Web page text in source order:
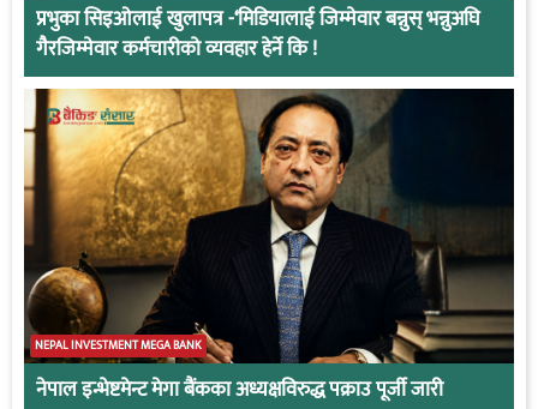
प्रभुका सिइओलाई खुलापत्र -‘मिडियालाई जिम्मेवार बन्नुस् भन्नुअघि
गैरजिम्मेवार कर्मचारीको व्यवहार हेर्ने कि !
NEPAL INVESTMENT MEGA BANK
नेपाल इन्भेष्टमेन्ट मेगा बैंकका अध्यक्षविरुद्ध पक्राउ पूर्जी जारी